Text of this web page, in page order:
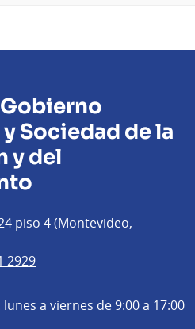
Sociedad de la
y del
piso 4 (Montevideo,
2929
lunes a viernes de 9:00 a 17:00